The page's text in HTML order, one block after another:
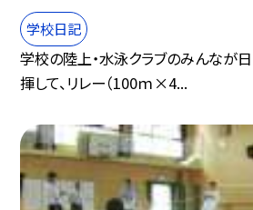
学校日記
学校の陸上・水泳クラブのみんなが
揮して、リレー（100ｍ×4...